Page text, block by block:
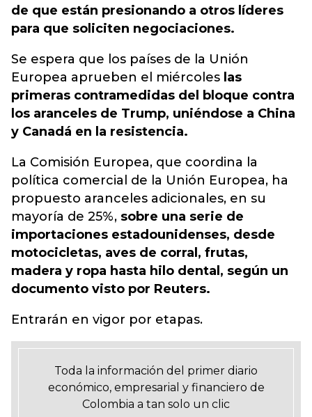
de que están presionando a otros líderes
para que soliciten negociaciones.
Se espera que los países de la Unión
Europea aprueben el miércoles las
primeras contramedidas del bloque contra
los aranceles de Trump, uniéndose a China
y Canadá en la resistencia.
La Comisión Europea, que coordina la
política comercial de la Unión Europea, ha
propuesto aranceles adicionales, en su
mayoría de 25%, sobre una serie de
importaciones estadounidenses, desde
motocicletas, aves de corral, frutas,
madera y ropa hasta hilo dental, según un
documento visto por Reuters.
Entrarán en vigor por etapas.
Toda la información del primer diario
económico, empresarial y financiero de
Colombia a tan solo un clic